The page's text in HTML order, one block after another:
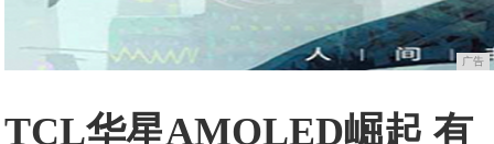
广告
TCL华星AMOLED崛起 有